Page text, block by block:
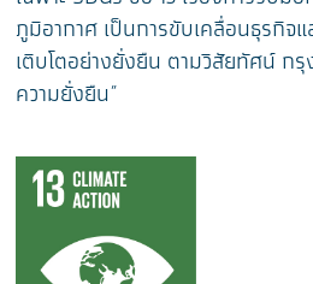
ภูมิอากาศ เป็นการขับเคลื่อนธุรกิจแ
เติบโตอย่างยั่งยืน ตามวิสัยทัศน์ กรุ
ความยั่งยืน”